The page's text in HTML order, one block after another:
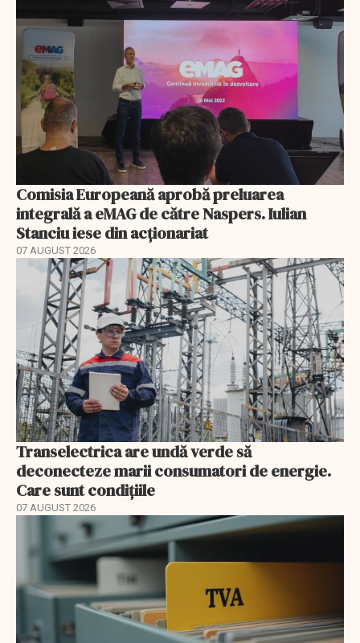
Comisia Europeană aprobă preluarea
integrală a eMAG de către Naspers. Iulian
Stanciu iese din acționariat
07 AUGUST 2026
Transelectrica are undă verde să
deconecteze marii consumatori de energie.
Care sunt condițiile
07 AUGUST 2026